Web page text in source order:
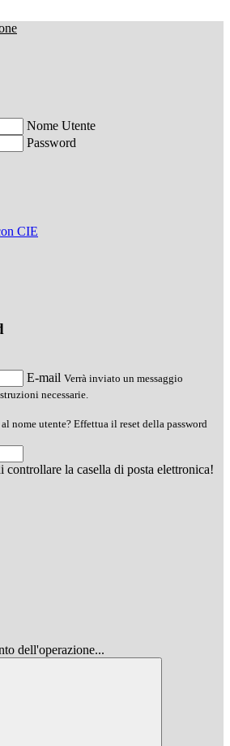
Nome Utente
Password
CIE
E-mail Verrà inviato un messaggio
necessarie.
nome utente? Effettua il reset della password
controllare la casella di posta elettronica!
dell'operazione...